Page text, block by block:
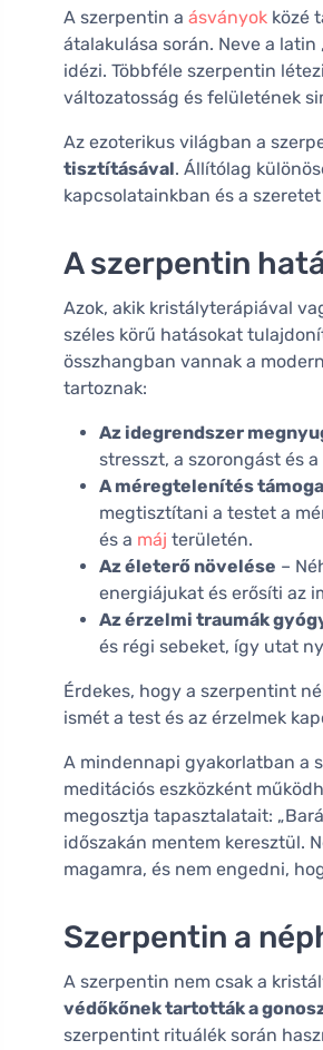
A szerpentin a ásványok közé
átalakulása során. Neve a latin
idézi. Többféle szerpentin
változatosság és felületének
Az ezoterikus világban a
tisztításával. Állítólag
kapcsolatainkban és a
A szerpentin
Azok, akik kristályterápiával
széles körű hatásokat
összhangban vannak a
tartoznak:
Az idegrendszer
stresszt, a szorongást és
A méregtelenítés
megtisztítani a testet a
és a máj területén.
Az életerő növelése –
energiájukat és erősíti az
Az érzelmi traumák
és régi sebeket, így utat
Érdekes, hogy a szerpentint
ismét a test és az érzelmek
A mindennapi gyakorlatban a
meditációs eszközként
megosztja tapasztalatait:
időszakán mentem keresztül.
magamra, és nem engedni,
Szerpentin a
A szerpentin nem csak a
védőkőnek tartották a
szerpentint rituálék során